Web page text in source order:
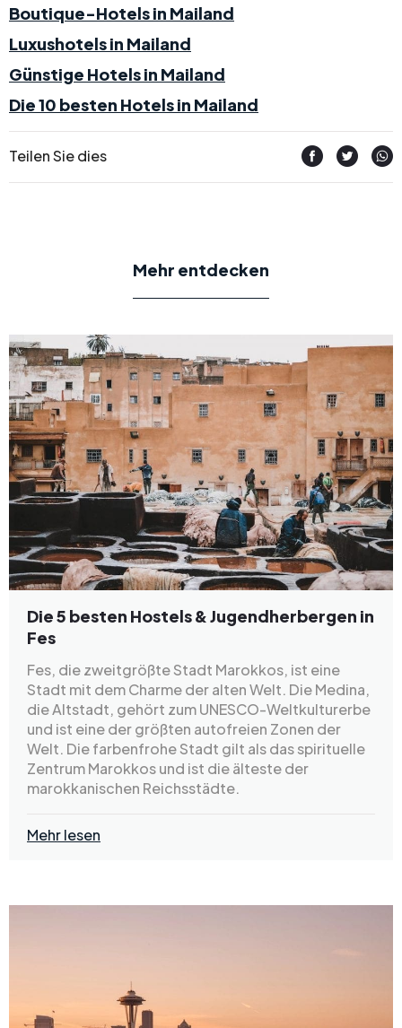
Boutique-Hotels in Mailand
Luxushotels in Mailand
Günstige Hotels in Mailand
Die 10 besten Hotels in Mailand
Teilen Sie dies
Mehr entdecken
Die 5 besten Hostels & Jugendherbergen in
Fes
Fes, die zweitgrößte Stadt Marokkos, ist eine
Stadt mit dem Charme der alten Welt. Die Medina,
die Altstadt, gehört zum UNESCO-Weltkulturerbe
und ist eine der größten autofreien Zonen der
Welt. Die farbenfrohe Stadt gilt als das spirituelle
Zentrum Marokkos und ist die älteste der
marokkanischen Reichsstädte.
Mehr lesen